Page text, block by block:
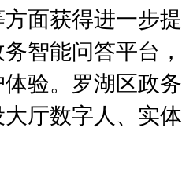
面获得进一步
智能问答平台
验。罗湖区政
厅数字人、实